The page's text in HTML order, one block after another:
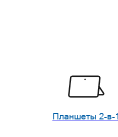
Планшеты 2-в-1